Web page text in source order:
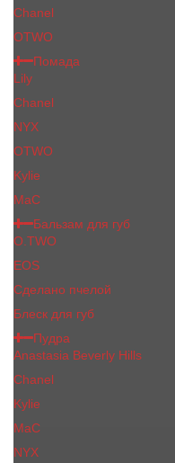
Сhanеl
OTWO
Помада
Lily
Chanel
NYX
OTWO
Kylie
МаС
Бальзам для губ
O.TWO
EOS
Сделано пчелой
Блеск для губ
Пудра
Anastasia Beverly Hills
Chanel
Kylie
MaC
NYX